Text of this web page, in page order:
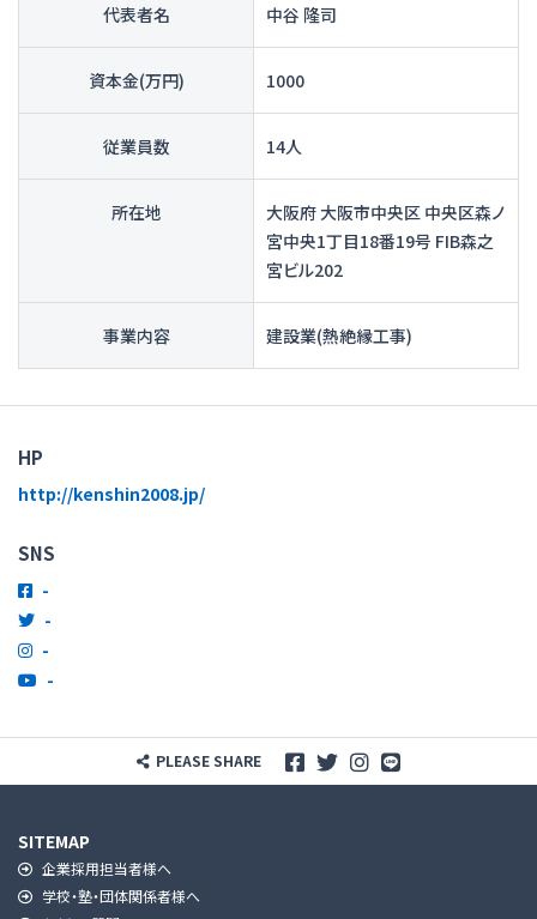
代表者名 中谷 隆司
資本金(万円) 1000
従業員数 14人
所在地
大阪府 大阪市中央区 中央区森ノ
宮中央1丁目18番19号 FIB森之
宮ビル202
事業内容 建設業(熱絶縁工事)
HP
http://kenshin2008.jp/
SNS
-
-
-
-
PLEASE SHARE
SITEMAP
企業採用担当者様へ
学校・塾・団体関係者様へ